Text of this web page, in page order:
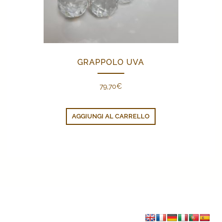
GRAPPOLO UVA
79,70€
AGGIUNGI AL CARRELLO